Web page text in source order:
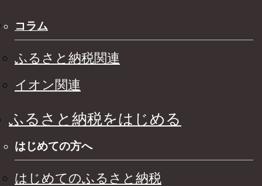
コラム
ふるさと納税関連
イオン関連
ふるさと納税をはじめる
はじめての方へ
はじめてのふるさと納税